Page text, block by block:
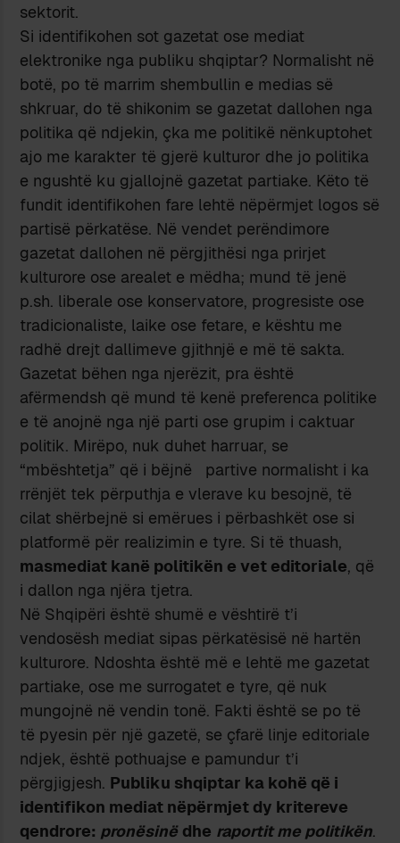
sektorit.
Si identifikohen sot gazetat ose mediat
elektronike nga publiku shqiptar? Normalisht në
botë, po të marrim shembullin e medias së
shkruar, do të shikonim se gazetat dallohen nga
politika që ndjekin, çka me politikë nënkuptohet
ajo me karakter të gjerë kulturor dhe jo politika
e ngushtë ku gjallojnë gazetat partiake. Këto të
fundit identifikohen fare lehtë nëpërmjet logos së
partisë përkatëse. Në vendet perëndimore
gazetat dallohen në përgjithësi nga prirjet
kulturore ose arealet e mëdha; mund të jenë
p.sh. liberale ose konservatore, progresiste ose
tradicionaliste, laike ose fetare, e kështu me
radhë drejt dallimeve gjithnjë e më të sakta.
Gazetat bëhen nga njerëzit, pra është
afërmendsh që mund të kenë preferenca politike
e të anojnë nga një parti ose grupim i caktuar
politik. Mirëpo, nuk duhet harruar, se
“mbështetja” që i bëjnë partive normalisht i ka
rrënjët tek përputhja e vlerave ku besojnë, të
cilat shërbejnë si emërues i përbashkët ose si
platformë për realizimin e tyre. Si të thuash,
masmediat kanë politikën e vet editoriale, që
i dallon nga njëra tjetra.
Në Shqipëri është shumë e vështirë t’i
vendosësh mediat sipas përkatësisë në hartën
kulturore. Ndoshta është më e lehtë me gazetat
partiake, ose me surrogatet e tyre, që nuk
mungojnë në vendin tonë. Fakti është se po të
të pyesin për një gazetë, se çfarë linje editoriale
ndjek, është pothuajse e pamundur t’i
përgjigjesh. Publiku shqiptar ka kohë që i
identifikon mediat nëpërmjet dy kritereve
qendrore: pronësinë dhe raportit me politikën.